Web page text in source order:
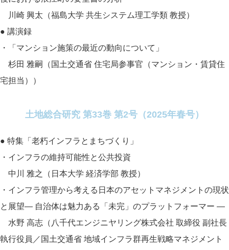
川崎 興太（福島大学 共生システム理工学類 教授）
● 講演録
・「マンション施策の最近の動向について」
杉田 雅嗣（国土交通省 住宅局参事官（マンション・賃貸住
宅担当））
土地総合研究 第33巻 第2号（2025年春号）
● 特集「老朽インフラとまちづくり」
・インフラの維持可能性と公共投資
中川 雅之（日本大学 経済学部 教授）
・インフラ管理から考える日本のアセットマネジメントの現状
と展望― 自治体は魅力ある「未完」のプラットフォーマー ―
水野 高志（八千代エンジニヤリング株式会社 取締役 副社長
執行役員／国土交通省 地域インフラ群再生戦略マネジメント